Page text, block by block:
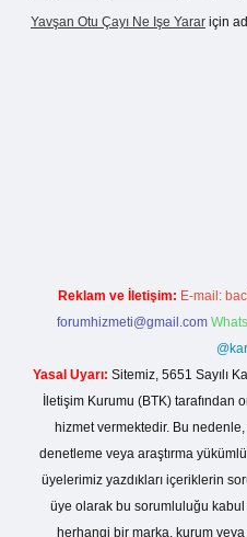
Yavşan Otu Çayı Ne Işe Yarar için
Reklam ve İletişim: E-mail:
forumhizmeti@gmail.com
Yasal Uyarı: Sitemiz, 5651 Sayılı
İletişim Kurumu (BTK) tarafından
hizmet vermektedir. Bu
denetleme veya araştırma
üyelerimiz yazdıkları içeriklerin
üye olarak bu sorumluluğu kabul
herhangi bir marka, kurum veya